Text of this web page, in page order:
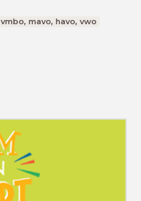
vmbo, mavo, havo, vwo